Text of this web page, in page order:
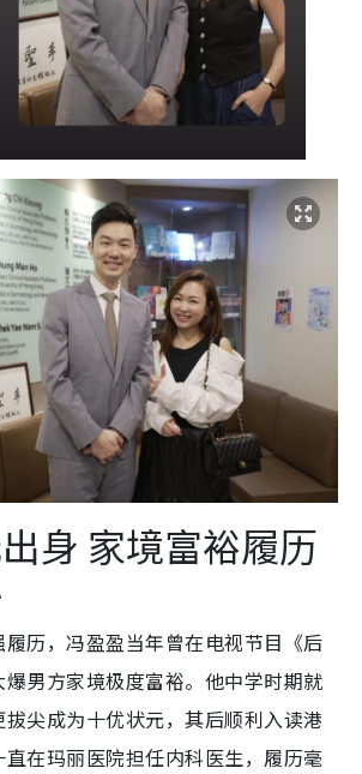
身 家境富裕履历
历，冯盈盈当年曾在电视节目《后
男方家境极度富裕。他中学时期就
尖成为十优状元，其后顺利入读港
在玛丽医院担任内科医生，履历毫